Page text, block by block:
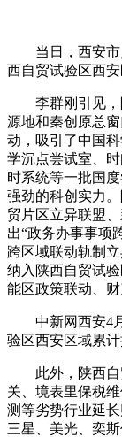
当日，西安市
西自贸试验区西
李群刚引见，
源地和秦创原总
动，吸引了中国
学沉点尝试室、
时系统等一批国
强劲的科创实力
贸片区立异联盟
出“政务办事事项
跨区域联动轨制
纳入陕西自贸试
能区政策联动、财
中新网西安4月
验区西安区域累计
此外，陕西自
关、境表里保税
测等劣势行业延
三星、美光、奕